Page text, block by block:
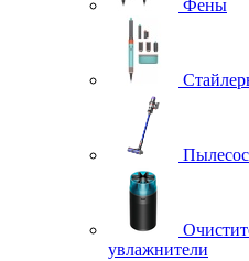
Фены
увлажнители